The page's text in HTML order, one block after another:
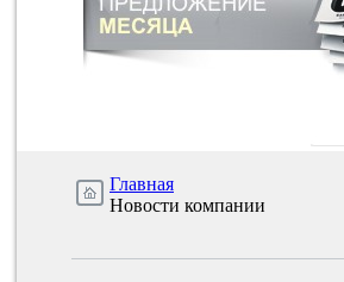
Главная
Новости компании